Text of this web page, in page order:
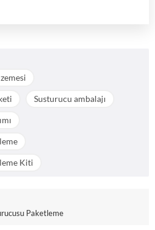
Susturucu ambalajı
Kiti
Paketleme